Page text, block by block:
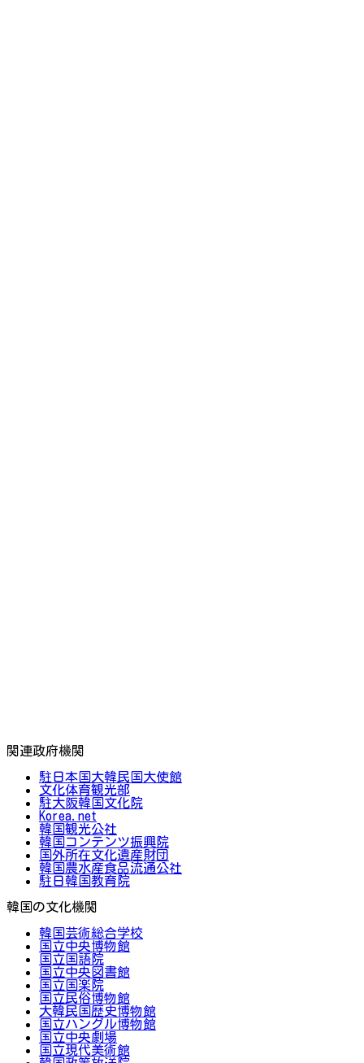
関連政府機関
駐日本国大韓民国大使館
文化体育観光部
駐大阪韓国文化院
Korea.net
韓国観光公社
韓国コンテンツ振興院
国外所在文化遺産財団
韓国農水産食品流通公社
駐日韓国教育院
韓国の文化機関
韓国芸術総合学校
国立中央博物館
国立国語院
国立中央図書館
国立国楽院
国立民俗博物館
大韓民国歴史博物館
国立ハングル博物館
国立中央劇場
国立現代美術館